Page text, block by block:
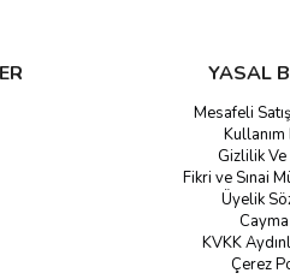
YASAL
Mesafeli
Kullanım
Gizlilik
Fikri ve Sınai
Üyelik
Cayma
KVKK
Çerez